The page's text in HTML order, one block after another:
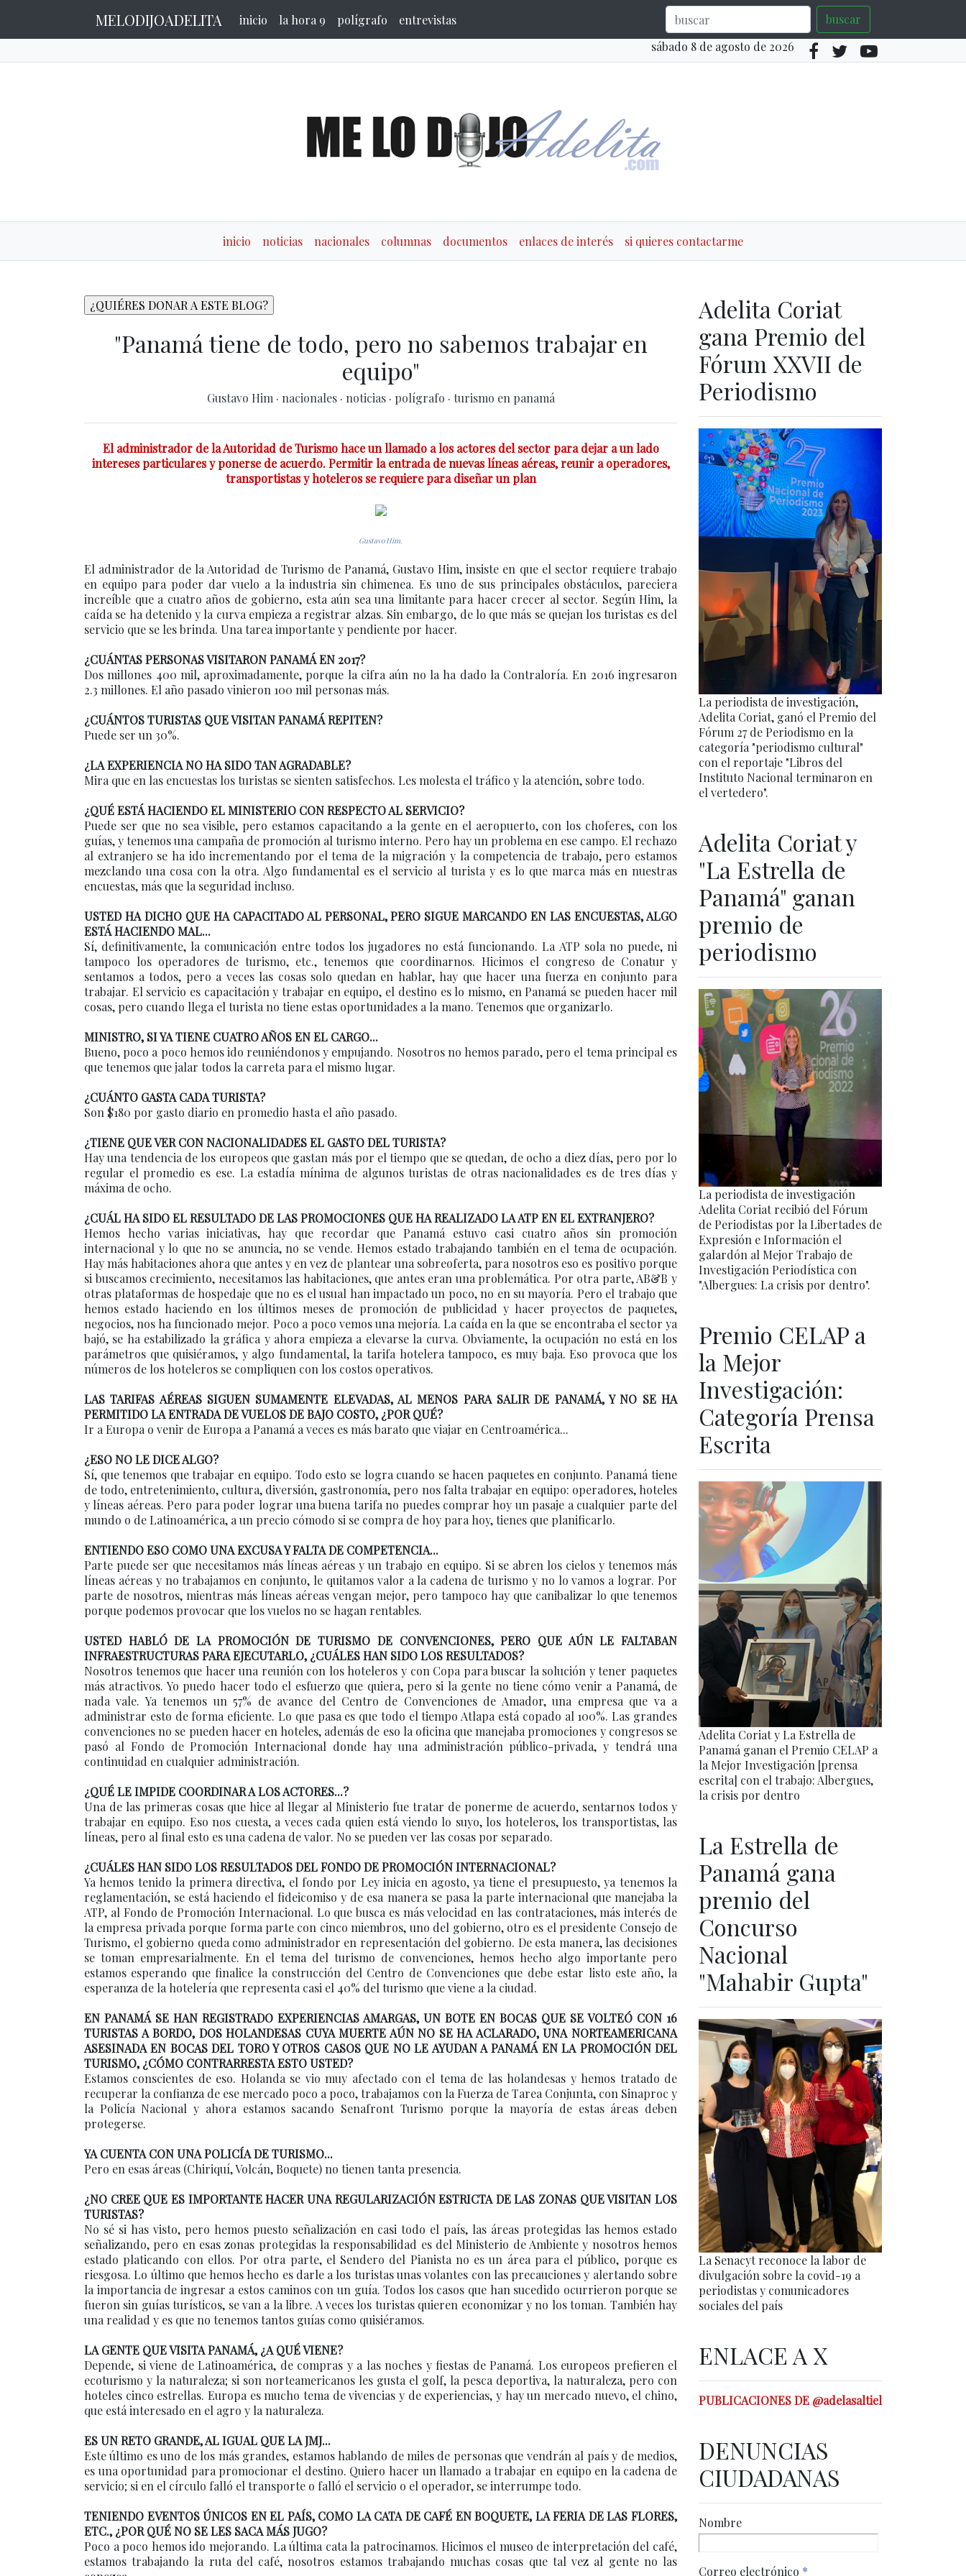
MELODIJOADELITA inicio la hora 9 polígrafo entrevistas
buscar
sábado 8 de agosto de 2026
inicio noticias nacionales columnas documentos enlaces de interés si quieres contactarme
"Panamá tiene de todo, pero no sabemos trabajar en
equipo"
Gustavo Him · nacionales · noticias · polígrafo · turismo en panamá
El administrador de la Autoridad de Turismo hace un llamado a los actores del sector para dejar a un lado
intereses particulares y ponerse de acuerdo. Permitir la entrada de nuevas líneas aéreas, reunir a operadores,
transportistas y hoteleros se requiere para diseñar un plan
Gustavo Him.
El administrador de la Autoridad de Turismo de Panamá, Gustavo Him, insiste en que el sector requiere trabajo
en equipo para poder dar vuelo a la industria sin chimenea. Es uno de sus principales obstáculos, pareciera
increíble que a cuatro años de gobierno, esta aún sea una limitante para hacer crecer al sector. Según Him, la
caída se ha detenido y la curva empieza a registrar alzas. Sin embargo, de lo que más se quejan los turistas es del
servicio que se les brinda. Una tarea importante y pendiente por hacer.
¿CUÁNTAS PERSONAS VISITARON PANAMÁ EN 2017?
Dos millones 400 mil, aproximadamente, porque la cifra aún no la ha dado la Contraloría. En 2016 ingresaron
2.3 millones. El año pasado vinieron 100 mil personas más.
¿CUÁNTOS TURISTAS QUE VISITAN PANAMÁ REPITEN?
Puede ser un 30%.
¿LA EXPERIENCIA NO HA SIDO TAN AGRADABLE?
Mira que en las encuestas los turistas se sienten satisfechos. Les molesta el tráfico y la atención, sobre todo.
¿QUÉ ESTÁ HACIENDO EL MINISTERIO CON RESPECTO AL SERVICIO?
Puede ser que no sea visible, pero estamos capacitando a la gente en el aeropuerto, con los choferes, con los
guías, y tenemos una campaña de promoción al turismo interno. Pero hay un problema en ese campo. El rechazo
al extranjero se ha ido incrementando por el tema de la migración y la competencia de trabajo, pero estamos
mezclando una cosa con la otra. Algo fundamental es el servicio al turista y es lo que marca más en nuestras
encuestas, más que la seguridad incluso.
USTED HA DICHO QUE HA CAPACITADO AL PERSONAL, PERO SIGUE MARCANDO EN LAS ENCUESTAS, ALGO
ESTÁ HACIENDO MAL...
Sí, definitivamente, la comunicación entre todos los jugadores no está funcionando. La ATP sola no puede, ni
tampoco los operadores de turismo, etc., tenemos que coordinarnos. Hicimos el congreso de Conatur y
sentamos a todos, pero a veces las cosas solo quedan en hablar, hay que hacer una fuerza en conjunto para
trabajar. El servicio es capacitación y trabajar en equipo, el destino es lo mismo, en Panamá se pueden hacer mil
cosas, pero cuando llega el turista no tiene estas oportunidades a la mano. Tenemos que organizarlo.
MINISTRO, SI YA TIENE CUATRO AÑOS EN EL CARGO...
Bueno, poco a poco hemos ido reuniéndonos y empujando. Nosotros no hemos parado, pero el tema principal es
que tenemos que jalar todos la carreta para el mismo lugar.
¿CUÁNTO GASTA CADA TURISTA?
Son $180 por gasto diario en promedio hasta el año pasado.
¿TIENE QUE VER CON NACIONALIDADES EL GASTO DEL TURISTA?
Hay una tendencia de los europeos que gastan más por el tiempo que se quedan, de ocho a diez días, pero por lo
regular el promedio es ese. La estadía mínima de algunos turistas de otras nacionalidades es de tres días y
máxima de ocho.
¿CUÁL HA SIDO EL RESULTADO DE LAS PROMOCIONES QUE HA REALIZADO LA ATP EN EL EXTRANJERO?
Hemos hecho varias iniciativas, hay que recordar que Panamá estuvo casi cuatro años sin promoción
internacional y lo que no se anuncia, no se vende. Hemos estado trabajando también en el tema de ocupación.
Hay más habitaciones ahora que antes y en vez de plantear una sobreoferta, para nosotros eso es positivo porque
si buscamos crecimiento, necesitamos las habitaciones, que antes eran una problemática. Por otra parte, AB&B y
otras plataformas de hospedaje que no es el usual han impactado un poco, no en su mayoría. Pero el trabajo que
hemos estado haciendo en los últimos meses de promoción de publicidad y hacer proyectos de paquetes,
negocios, nos ha funcionado mejor. Poco a poco vemos una mejoría. La caída en la que se encontraba el sector ya
bajó, se ha estabilizado la gráfica y ahora empieza a elevarse la curva. Obviamente, la ocupación no está en los
parámetros que quisiéramos, y algo fundamental, la tarifa hotelera tampoco, es muy baja. Eso provoca que los
números de los hoteleros se compliquen con los costos operativos.
LAS TARIFAS AÉREAS SIGUEN SUMAMENTE ELEVADAS, AL MENOS PARA SALIR DE PANAMÁ, Y NO SE HA
PERMITIDO LA ENTRADA DE VUELOS DE BAJO COSTO, ¿POR QUÉ?
Ir a Europa o venir de Europa a Panamá a veces es más barato que viajar en Centroamérica...
¿ESO NO LE DICE ALGO?
Sí, que tenemos que trabajar en equipo. Todo esto se logra cuando se hacen paquetes en conjunto. Panamá tiene
de todo, entretenimiento, cultura, diversión, gastronomía, pero nos falta trabajar en equipo: operadores, hoteles
y líneas aéreas. Pero para poder lograr una buena tarifa no puedes comprar hoy un pasaje a cualquier parte del
mundo o de Latinoamérica, a un precio cómodo si se compra de hoy para hoy, tienes que planificarlo.
ENTIENDO ESO COMO UNA EXCUSA Y FALTA DE COMPETENCIA...
Parte puede ser que necesitamos más líneas aéreas y un trabajo en equipo. Si se abren los cielos y tenemos más
líneas aéreas y no trabajamos en conjunto, le quitamos valor a la cadena de turismo y no lo vamos a lograr. Por
parte de nosotros, mientras más líneas aéreas vengan mejor, pero tampoco hay que canibalizar lo que tenemos
porque podemos provocar que los vuelos no se hagan rentables.
USTED HABLÓ DE LA PROMOCIÓN DE TURISMO DE CONVENCIONES, PERO QUE AÚN LE FALTABAN
INFRAESTRUCTURAS PARA EJECUTARLO, ¿CUÁLES HAN SIDO LOS RESULTADOS?
Nosotros tenemos que hacer una reunión con los hoteleros y con Copa para buscar la solución y tener paquetes
más atractivos. Yo puedo hacer todo el esfuerzo que quiera, pero si la gente no tiene cómo venir a Panamá, de
nada vale. Ya tenemos un 57% de avance del Centro de Convenciones de Amador, una empresa que va a
administrar esto de forma eficiente. Lo que pasa es que todo el tiempo Atlapa está copado al 100%. Las grandes
convenciones no se pueden hacer en hoteles, además de eso la oficina que manejaba promociones y congresos se
pasó al Fondo de Promoción Internacional donde hay una administración público-privada, y tendrá una
continuidad en cualquier administración.
¿QUÉ LE IMPIDE COORDINAR A LOS ACTORES...?
Una de las primeras cosas que hice al llegar al Ministerio fue tratar de ponerme de acuerdo, sentarnos todos y
trabajar en equipo. Eso nos cuesta, a veces cada quien está viendo lo suyo, los hoteleros, los transportistas, las
líneas, pero al final esto es una cadena de valor. No se pueden ver las cosas por separado.
¿CUÁLES HAN SIDO LOS RESULTADOS DEL FONDO DE PROMOCIÓN INTERNACIONAL?
Ya hemos tenido la primera directiva, el fondo por Ley inicia en agosto, ya tiene el presupuesto, ya tenemos la
reglamentación, se está haciendo el fideicomiso y de esa manera se pasa la parte internacional que manejaba la
ATP, al Fondo de Promoción Internacional. Lo que busca es más velocidad en las contrataciones, más interés de
la empresa privada porque forma parte con cinco miembros, uno del gobierno, otro es el presidente Consejo de
Turismo, el gobierno queda como administrador en representación del gobierno. De esta manera, las decisiones
se toman empresarialmente. En el tema del turismo de convenciones, hemos hecho algo importante pero
estamos esperando que finalice la construcción del Centro de Convenciones que debe estar listo este año, la
esperanza de la hotelería que representa casi el 40% del turismo que viene a la ciudad.
EN PANAMÁ SE HAN REGISTRADO EXPERIENCIAS AMARGAS, UN BOTE EN BOCAS QUE SE VOLTEÓ CON 16
TURISTAS A BORDO, DOS HOLANDESAS CUYA MUERTE AÚN NO SE HA ACLARADO, UNA NORTEAMERICANA
ASESINADA EN BOCAS DEL TORO Y OTROS CASOS QUE NO LE AYUDAN A PANAMÁ EN LA PROMOCIÓN DEL
TURISMO, ¿CÓMO CONTRARRESTA ESTO USTED?
Estamos conscientes de eso. Holanda se vio muy afectado con el tema de las holandesas y hemos tratado de
recuperar la confianza de ese mercado poco a poco, trabajamos con la Fuerza de Tarea Conjunta, con Sinaproc y
la Policía Nacional y ahora estamos sacando Senafront Turismo porque la mayoría de estas áreas deben
protegerse.
YA CUENTA CON UNA POLICÍA DE TURISMO...
Pero en esas áreas (Chiriquí, Volcán, Boquete) no tienen tanta presencia.
¿NO CREE QUE ES IMPORTANTE HACER UNA REGULARIZACIÓN ESTRICTA DE LAS ZONAS QUE VISITAN LOS
TURISTAS?
No sé si has visto, pero hemos puesto señalización en casi todo el país, las áreas protegidas las hemos estado
señalizando, pero en esas zonas protegidas la responsabilidad es del Ministerio de Ambiente y nosotros hemos
estado platicando con ellos. Por otra parte, el Sendero del Pianista no es un área para el público, porque es
riesgosa. Lo último que hemos hecho es darle a los turistas unas volantes con las precauciones y alertando sobre
la importancia de ingresar a estos caminos con un guía. Todos los casos que han sucedido ocurrieron porque se
fueron sin guías turísticos, se van a la libre. A veces los turistas quieren economizar y no los toman. También hay
una realidad y es que no tenemos tantos guías como quisiéramos.
LA GENTE QUE VISITA PANAMÁ, ¿A QUÉ VIENE?
Depende, si viene de Latinoamérica, de compras y a las noches y fiestas de Panamá. Los europeos prefieren el
ecoturismo y la naturaleza; si son norteamericanos les gusta el golf, la pesca deportiva, la naturaleza, pero con
hoteles cinco estrellas. Europa es mucho tema de vivencias y de experiencias, y hay un mercado nuevo, el chino,
que está interesado en el agro y la naturaleza.
ES UN RETO GRANDE, AL IGUAL QUE LA JMJ...
Este último es uno de los más grandes, estamos hablando de miles de personas que vendrán al país y de medios,
es una oportunidad para promocionar el destino. Quiero hacer un llamado a trabajar en equipo en la cadena de
servicio; si en el círculo falló el transporte o falló el servicio o el operador, se interrumpe todo.
TENIENDO EVENTOS ÚNICOS EN EL PAÍS, COMO LA CATA DE CAFÉ EN BOQUETE, LA FERIA DE LAS FLORES,
ETC., ¿POR QUÉ NO SE LES SACA MÁS JUGO?
Poco a poco hemos ido mejorando. La última cata la patrocinamos. Hicimos el museo de interpretación del café,
estamos trabajando la ruta del café, nosotros estamos trabajando muchas cosas que tal vez al gente no las
Adelita Coriat
gana Premio del
Fórum XXVII de
Periodismo
La periodista de investigación,
Adelita Coriat, ganó el Premio del
Fórum 27 de Periodismo en la
categoría "periodismo cultural"
con el reportaje "Libros del
Instituto Nacional terminaron en
el vertedero".
Adelita Coriat y
"La Estrella de
Panamá" ganan
premio de
periodismo
La periodista de investigación
Adelita Coriat recibió del Fórum
de Periodistas por la Libertades de
Expresión e Información el
galardón al Mejor Trabajo de
Investigación Periodística con
"Albergues: La crisis por dentro".
Premio CELAP a
la Mejor
Investigación:
Categoría Prensa
Escrita
Adelita Coriat y La Estrella de
Panamá ganan el Premio CELAP a
la Mejor Investigación [prensa
escrita] con el trabajo: Albergues,
la crisis por dentro
La Estrella de
Panamá gana
premio del
Concurso
Nacional
"Mahabir Gupta"
La Senacyt reconoce la labor de
divulgación sobre la covid-19 a
periodistas y comunicadores
sociales del país
ENLACE A X
PUBLICACIONES DE @adelasaltiel
DENUNCIAS
CIUDADANAS
Nombre
Correo electrónico *